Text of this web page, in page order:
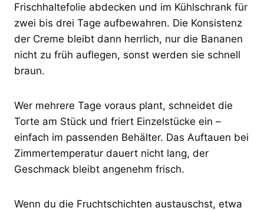
Frischhaltefolie abdecken und im Kühlschrank für
zwei bis drei Tage aufbewahren. Die Konsistenz
der Creme bleibt dann herrlich, nur die Bananen
nicht zu früh auflegen, sonst werden sie schnell
braun.
Wer mehrere Tage voraus plant, schneidet die
Torte am Stück und friert Einzelstücke ein –
einfach im passenden Behälter. Das Auftauen bei
Zimmertemperatur dauert nicht lang, der
Geschmack bleibt angenehm frisch.
Wenn du die Fruchtschichten austauschst, etwa